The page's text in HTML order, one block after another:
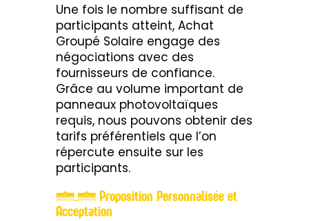
Une fois le nombre suffisant de
participants atteint, Achat
Groupé Solaire engage des
négociations avec des
fournisseurs de confiance.
Grâce au volume important de
panneaux photovoltaïques
requis, nous pouvons obtenir des
tarifs préférentiels que l’on
répercute ensuite sur les
participants.
2.3 Proposition Personnalisée et
Acceptation